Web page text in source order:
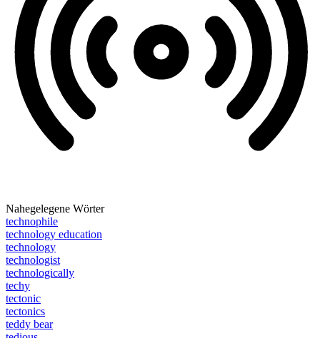
Nahegelegene Wörter
technophile
technology education
technology
technologist
technologically
techy
tectonic
tectonics
teddy bear